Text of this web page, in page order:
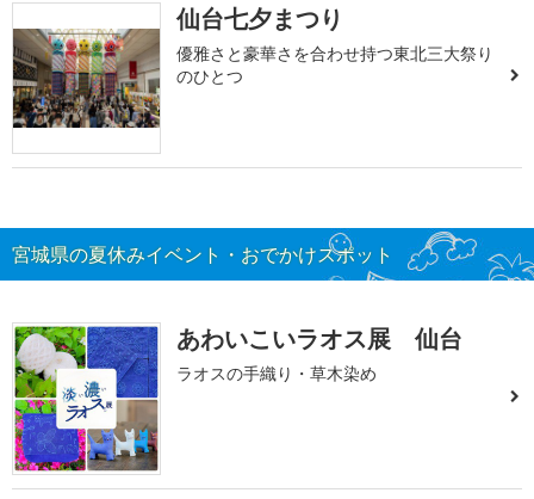
仙台七夕まつり
優雅さと豪華さを合わせ持つ東北三大祭り
のひとつ
宮城県の夏休みイベント・おでかけスポット
あわいこいラオス展 仙台
ラオスの手織り・草木染め